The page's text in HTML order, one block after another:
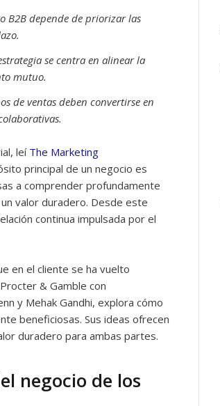
B2B depende de priorizar las
se centra en alinear la
mutuo.
de ventas deben convertirse en
leíThe Marketing
principal de un negocio es
a comprender profundamente
valor duradero. Desde este
continua impulsada por el
en el cliente se ha vuelto
& Gamble con
y Mehak Gandhi, explora cómo
beneficiosas. Sus ideas ofrecen
duradero para ambas partes.
negocio de los